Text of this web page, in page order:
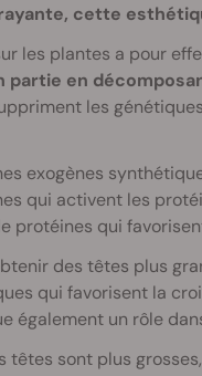
cette
les plantes a pour
partie en
les
exogènes
qui activent les
protéines qui
des têtes plus
qui favorisent la
également un rôle
têtes sont plus